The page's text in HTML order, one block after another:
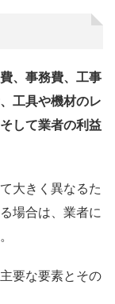
、事務費、工事
工具や機材のレ
して業者の利益
大きく異なるた
場合は、業者に
要な要素とその